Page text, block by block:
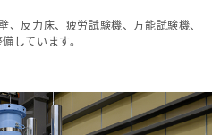
反力床、疲労試験機、万能試験機、
しています。